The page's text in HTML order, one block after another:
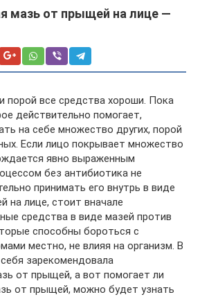
мазь от прыщей на лице —
порой все средства хороши. Пока
действительно помогает,
на себе множество других, порой
Если лицо покрывает множество
явно выраженным
без антибиотика не
принимать его внутрь в виде
на лице, стоит вначале
средства в виде мазей против
способны бороться с
местно, не влияя на организм. В
зарекомендовала
от прыщей, а вот помогает ли
от прыщей, можно будет узнать